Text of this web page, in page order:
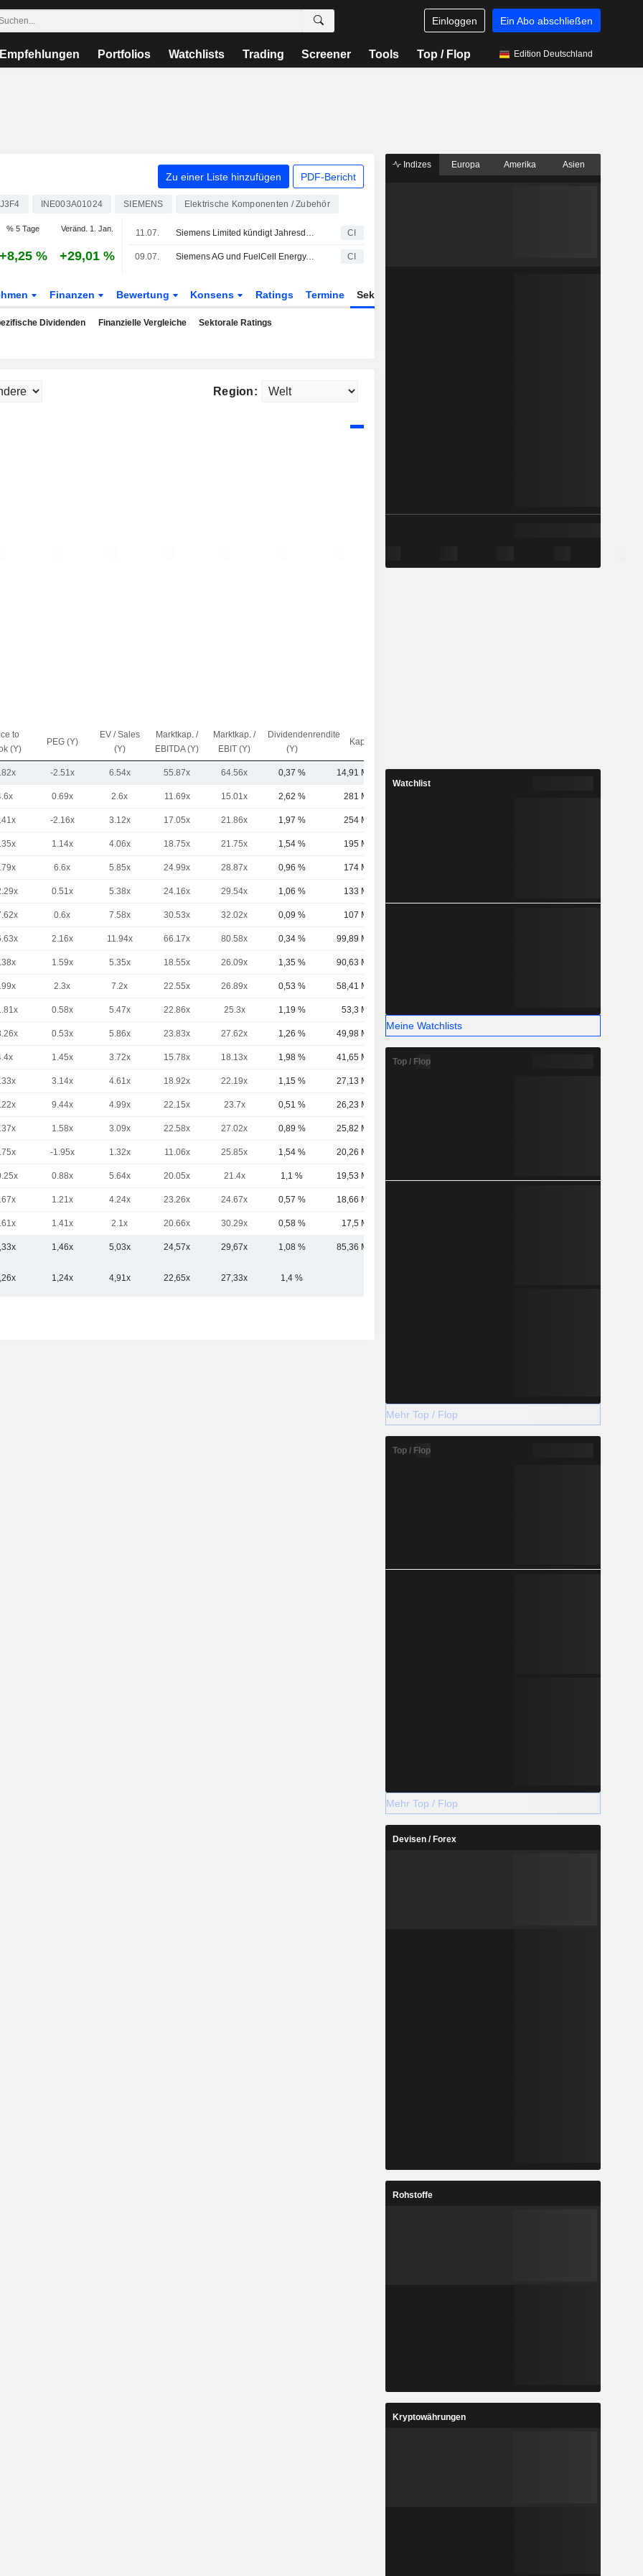
Einloggen Ein Abo abschließen
Empfehlungen Portfolios Watchlists Trading Screener Tools Top / Flop Edition Deutschland
Zu einer Liste hinzufügen PDF-Bericht
INE003A01024 SIEMENS Elektrische Komponenten / Zubehör
% 5 Tage Veränd. 1. Jan.
+8,25 % +29,01 %
11.07. Siemens Limited kündigt Jahresdividende an, zahlbar am 12. September 2026 CI
09.07. Siemens AG und FuelCell Energy, Inc. kooperieren bei skalierbaren Brennstoffzellen-Stromlösungen CI
Finanzen Bewertung Konsens Ratings Termine Sektor
Dividenden Finanzielle Vergleiche Sektorale Ratings
Region:
to
(Y)
PEG (Y)
EV / Sales
(Y)
Marktkap. /
EBITDA (Y)
Marktkap. /
EBIT (Y)
Dividendenrendite
(Y)
Kap.($)
-2.51x 6.54x 55.87x 64.56x 0,37 % 14,91 Mrd.
0.69x 2.6x 11.69x 15.01x 2,62 % 281 Mrd.
-2.16x 3.12x 17.05x 21.86x 1,97 % 254 Mrd.
1.14x 4.06x 18.75x 21.75x 1,54 % 195 Mrd.
6.6x 5.85x 24.99x 28.87x 0,96 % 174 Mrd.
0.51x 5.38x 24.16x 29.54x 1,06 % 133 Mrd.
0.6x 7.58x 30.53x 32.02x 0,09 % 107 Mrd.
2.16x 11.94x 66.17x 80.58x 0,34 % 99,89 Mrd.
1.59x 5.35x 18.55x 26.09x 1,35 % 90,63 Mrd.
2.3x 7.2x 22.55x 26.89x 0,53 % 58,41 Mrd.
0.58x 5.47x 22.86x 25.3x 1,19 % 53,3 Mrd.
0.53x 5.86x 23.83x 27.62x 1,26 % 49,98 Mrd.
1.45x 3.72x 15.78x 18.13x 1,98 % 41,65 Mrd.
3.14x 4.61x 18.92x 22.19x 1,15 % 27,13 Mrd.
9.44x 4.99x 22.15x 23.7x 0,51 % 26,23 Mrd.
1.58x 3.09x 22.58x 27.02x 0,89 % 25,82 Mrd.
-1.95x 1.32x 11.06x 25.85x 1,54 % 20,26 Mrd.
0.88x 5.64x 20.05x 21.4x 1,1 % 19,53 Mrd.
1.21x 4.24x 23.26x 24.67x 0,57 % 18,66 Mrd.
1.41x 2.1x 20.66x 30.29x 0,58 % 17,5 Mrd.
1,46x 5,03x 24,57x 29,67x 1,08 % 85,36 Mrd.
1,24x 4,91x 22,65x 27,33x 1,4 %
Indizes Europa Amerika Asien
Watchlist
Meine Watchlists
Top / Flop
Mehr Top / Flop
Top / Flop
Mehr Top / Flop
Devisen / Forex
Rohstoffe
Kryptowährungen